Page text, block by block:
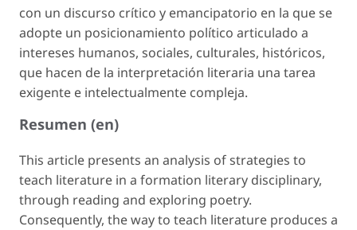
con un discurso crítico y emancipatorio en la que se
adopte un posicionamiento político articulado a
intereses humanos, sociales, culturales, históricos,
que hacen de la interpretación literaria una tarea
exigente e intelectualmente compleja.
Resumen (en)
This article presents an analysis of strategies to
teach literature in a formation literary disciplinary,
through reading and exploring poetry.
Consequently, the way to teach literature produces a